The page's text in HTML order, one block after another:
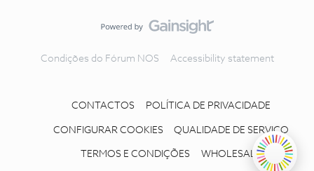
Condições do Fórum NOS Accessibility statement
CONTACTOS POLÍTICA DE PRIVACIDADE
CONFIGURAR COOKIES QUALIDADE DE SERVIÇO
TERMOS E CONDIÇÕES WHOLESALE